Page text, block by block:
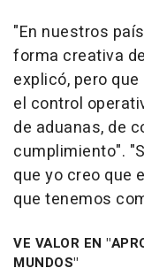
"En nuestros
forma creativa
explicó, pero
el control
de aduanas, de
cumplimiento".
que yo creo que
que tenemos
VE VALOR EN
MUNDOS"